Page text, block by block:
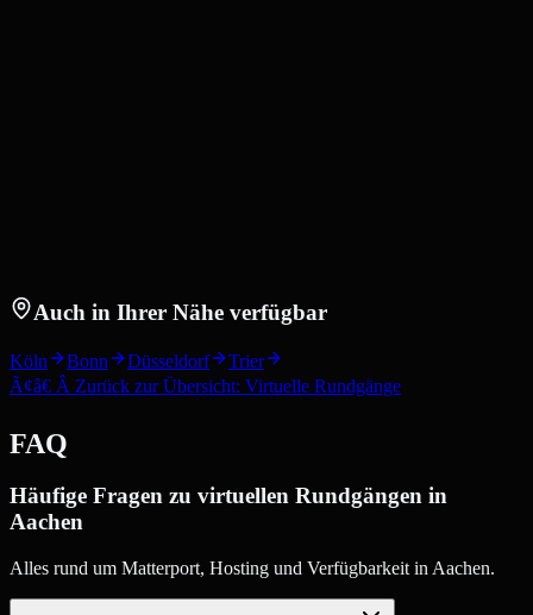
Auch in Ihrer Nähe verfügbar
Köln Bonn Düsseldorf
Trier
Ã¢â€ Â Zurück zur Übersicht: Virtuelle Rundgänge
FAQ
Häufige Fragen zu virtuellen Rundgängen in
Aachen
Alles rund um Matterport, Hosting und Verfügbarkeit in Aachen.